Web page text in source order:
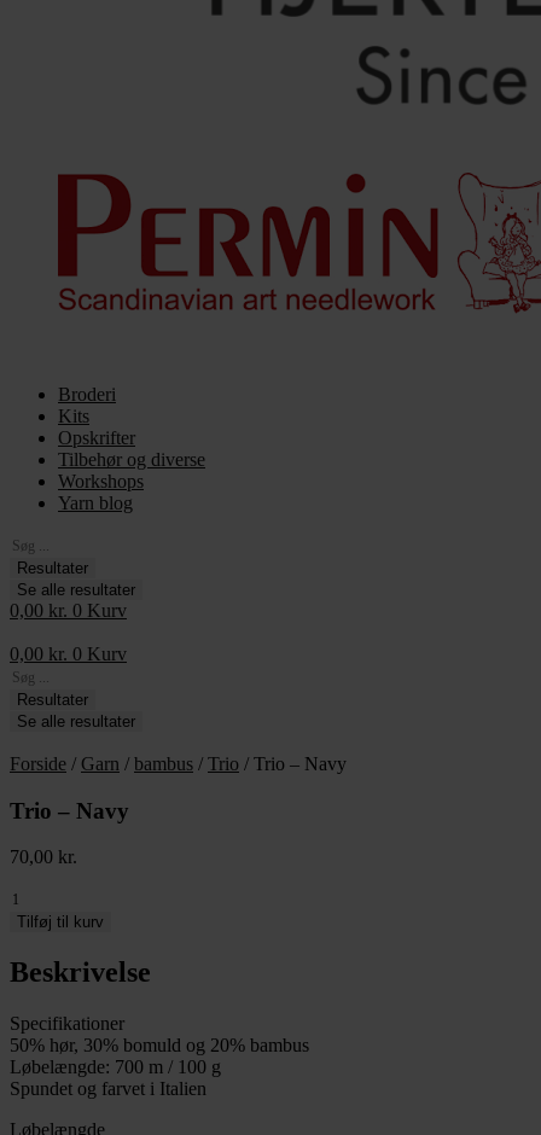
Broderi
Kits
Opskrifter
Tilbehør og diverse
Workshops
Yarn blog
Search
...Resultater
Se alle resultater
0,00 kr. 0 Kurv
0,00 kr. 0 Kurv
Search
...Resultater
Se alle resultater
Forside / Garn / bambus / Trio / Trio – Navy
Trio – Navy
70,00 kr.
Trio
antal
Tilføj til kurv
Beskrivelse
Specifikationer
50% hør, 30% bomuld og 20% bambus
Løbelængde: 700 m / 100 g
Spundet og farvet i Italien
Løbelængde